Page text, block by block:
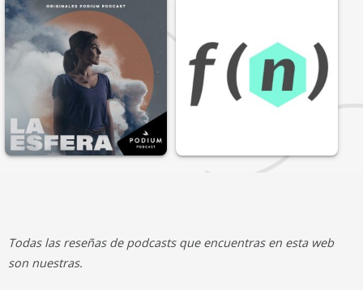
Todas las reseñas de podcasts que encuentras en esta web
son nuestras.